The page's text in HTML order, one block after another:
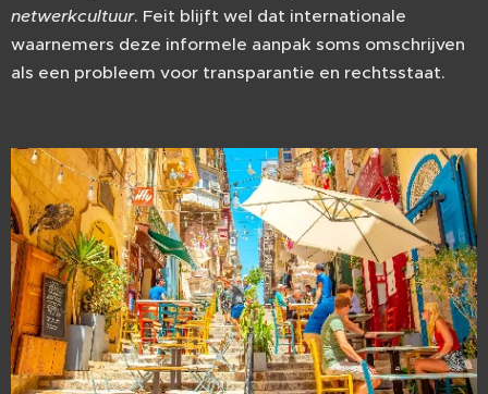
netwerkcultuur. Feit blijft wel dat internationale
waarnemers deze informele aanpak soms omschrijven
als een probleem voor transparantie en rechtsstaat.